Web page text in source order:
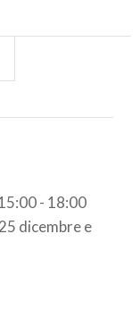
- 18:00
dicembre e